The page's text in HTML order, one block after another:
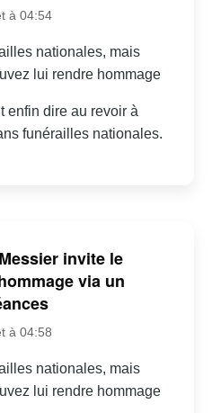
à 04:54
nationales, mais
lui rendre hommage
enfin dire au revoir à
funérailles nationales.
invite le
via un
à 04:58
nationales, mais
lui rendre hommage